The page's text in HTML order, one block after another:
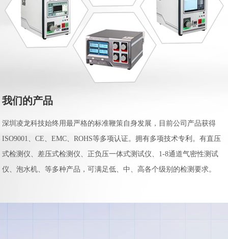
我们的产品
深圳凌龙科技始终用最严格的标准鞭策自身发展，目前公司产品获得
ISO9001、CE、EMC、ROHS等多项认证。拥有多项技术专利。有直压
式检测仪、差压式检测仪、正负压一体式测试仪、1-8通道气密性测试
仪、泡水机、等多种产品，可满足低、中、高各个级别的检测要求。